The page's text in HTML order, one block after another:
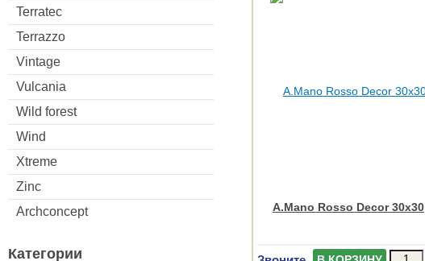
Terratec
Terrazzo
Vintage
Vulcania
Wild forest
Wind
Xtreme
Zinc
Archconcept
Категории
A.Mano Rosso Decor 30x30